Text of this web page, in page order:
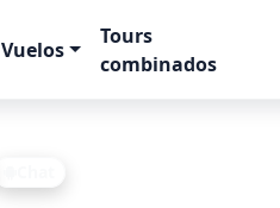
Vuelos
Tours
combinados